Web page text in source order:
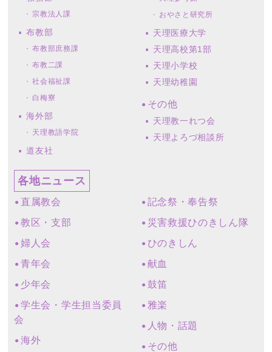
宗教法人課
布教部
布教部庶務課
布教二課
社会福祉課
白梅寮
海外部
天理教語学院
道友社
おやさと研究所
天理医療大学
天理高校第1部
天理小学校
天理幼稚園
その他
天理教一れつ会
天理よろづ相談所
各地ニュース
直属教会
教区・支部
婦人会
青年会
少年会
学生会・学生担当委員
会
海外
記念祭・奉告祭
災害救援ひのきしん隊
ひのきしん
献血
鼓笛
雅楽
人物・話題
その他